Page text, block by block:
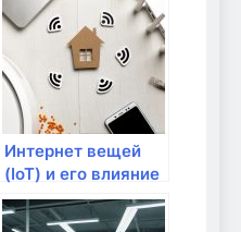
проходимостью?
Интернет вещей
(IoT) и его влияние
на сетевое
оборудование